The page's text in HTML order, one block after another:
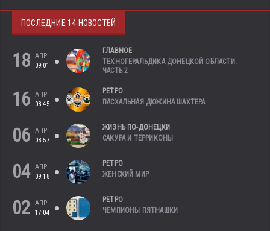
ПОСЛЕДНИЕ 14 НОВОСТЕЙ
18
АПР
09:01
ГЛАВНОЕ
ТЕХНОГЕРАЛЬДИКА ДОНЕЦКОЙ ОБЛАСТИ.
ЧАСТЬ 2
16
АПР
08:45
РЕТРО
ПАСХАЛЬНАЯ ДЮЖИНА ШАХТЕРА
06
АПР
08:57
ЖИЗНЬ ПО-ДОНЕЦКИ
САКУРА И ТЕРРИКОНЫ
04 АПР
09:18
РЕТРО
ЖЕНСКИЙ МИР
02
АПР
17:04
РЕТРО
ЧЕМПИОНЫ ПЯТНАШКИ